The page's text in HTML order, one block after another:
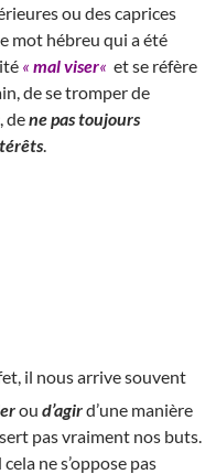
ou des caprices
mot hébreu qui a été
« mal viser« et se réfère
de se tromper de
dene pas toujours
il nous arrive souvent
ou d’agird’une manière
pas vraiment nos buts.
ne s’oppose pas